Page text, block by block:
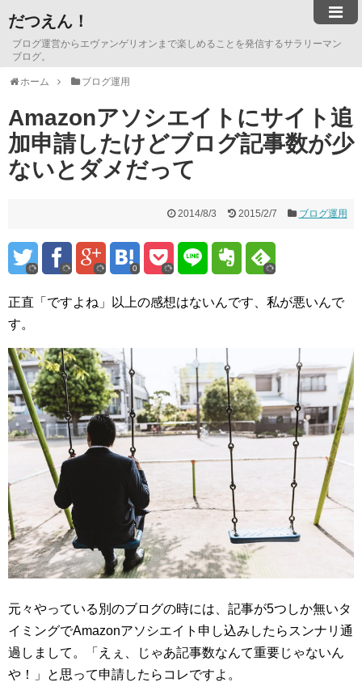
だつえん！
ブログ運営からエヴァンゲリオンまで楽しめることを発信するサラリーマン
ブログ。
ホーム ブログ運用
Amazonアソシエイトにサイト追
加申請したけどブログ記事数が少
ないとダメだって
2014/8/3 2015/2/7 ブログ運用
0
正直「ですよね」以上の感想はないんです、私が悪いんで
す。
元々やっている別のブログの時には、記事が5つしか無いタ
イミングでAmazonアソシエイト申し込みしたらスンナリ通
過しまして。「えぇ、じゃあ記事数なんて重要じゃないん
や！」と思って申請したらコレですよ。